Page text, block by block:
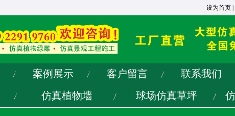
设为首页
案例展示 客户留言 联系我们
仿真植物墙 球场仿真草坪